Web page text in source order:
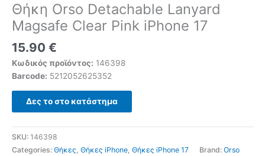
Θήκη Orso Detachable Lanyard
Magsafe Clear Pink iPhone 17
15.90 €
Κωδικός προϊόντος: 146398
Barcode: 5212052625352
Δες το στο κατάστημα
SKU: 146398
Categories: Θήκες Θήκες iPhone Θήκες iPhone 17 Brand: Orso